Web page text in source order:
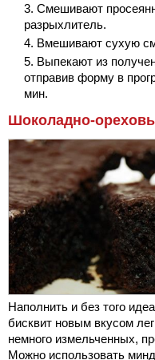
Смешивают
разрыхлитель.
Вмешивают сухую
Выпекают из
отправив форму в
мин.
Шоколадно-
Наполнить и без того
бисквит новым вкусом
немного измельченных,
Можно использовать